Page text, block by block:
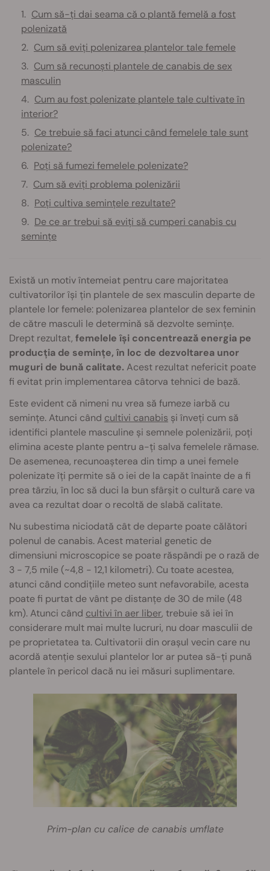
Cum să-ți dai seama că o plantă femelă a fost
polenizată
Cum să eviți polenizarea plantelor tale femele
Cum să recunoști plantele de canabis de sex
masculin
Cum au fost polenizate plantele tale cultivate în
interior?
Ce trebuie să faci atunci când femelele tale sunt
polenizate?
Poți să fumezi femelele polenizate?
Cum să eviți problema polenizării
Poți cultiva semințele rezultate?
De ce ar trebui să eviți să cumperi canabis cu
semințe
Există un motiv întemeiat pentru care majoritatea
cultivatorilor își țin plantele de sex masculin departe de
plantele lor femele: polenizarea plantelor de sex feminin
de către masculi le determină să dezvolte semințe.
Drept rezultat, femelele își concentrează energia pe
producția de semințe, în loc de dezvoltarea unor
muguri de bună calitate. Acest rezultat nefericit poate
fi evitat prin implementarea câtorva tehnici de bază.
Este evident că nimeni nu vrea să fumeze iarbă cu
semințe. Atunci când cultivi canabis și înveți cum să
identifici plantele masculine și semnele polenizării, poți
elimina aceste plante pentru a-ți salva femelele rămase.
De asemenea, recunoașterea din timp a unei femele
polenizate îți permite să o iei de la capăt înainte de a fi
prea târziu, în loc să duci la bun sfârșit o cultură care va
avea ca rezultat doar o recoltă de slabă calitate.
Nu subestima niciodată cât de departe poate călători
polenul de canabis. Acest material genetic de
dimensiuni microscopice se poate răspândi pe o rază de
3 - 7,5 mile (~4,8 - 12,1 kilometri). Cu toate acestea,
atunci când condițiile meteo sunt nefavorabile, acesta
poate fi purtat de vânt pe distanțe de 30 de mile (48
km). Atunci când cultivi în aer liber, trebuie să iei în
considerare mult mai multe lucruri, nu doar masculii de
pe proprietatea ta. Cultivatorii din orașul vecin care nu
acordă atenție sexului plantelor lor ar putea să-ți pună
plantele în pericol dacă nu iei măsuri suplimentare.
Prim-plan cu calice de canabis umflate